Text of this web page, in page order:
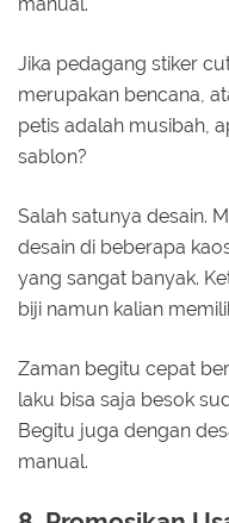
Jika pedagang stiker
merupakan bencana,
petis adalah musibah,
sablon?
Salah satunya desain.
desain di beberapa
yang sangat banyak.
biji namun kalian
Zaman begitu cepat
laku bisa saja besok
Begitu juga dengan
manual.